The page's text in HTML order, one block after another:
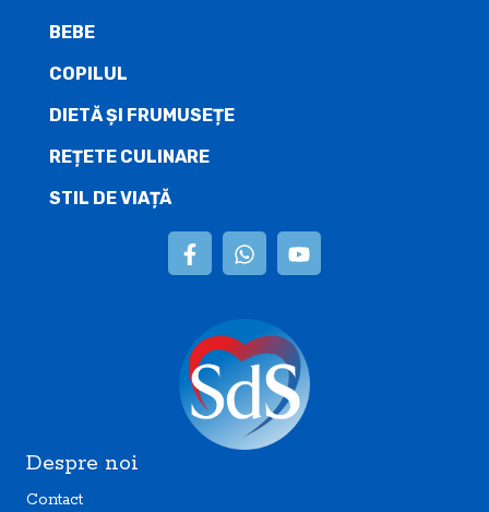
BEBE
COPILUL
DIETĂ ŞI FRUMUSEȚE
REȚETE CULINARE
STIL DE VIAȚĂ
Despre noi
Contact